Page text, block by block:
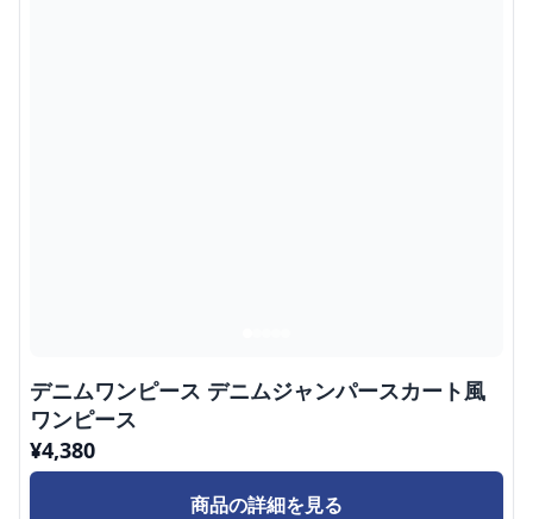
デニムワンピース デニムジャンパースカート風
ワンピース
¥4,380
商品の詳細を見る